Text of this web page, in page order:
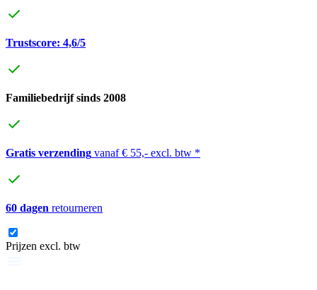
Trustscore: 4,6/5
Familiebedrijf sinds 2008
Gratis verzending vanaf € 55,- excl. btw *
60 dagen retourneren
Prijzen excl. btw